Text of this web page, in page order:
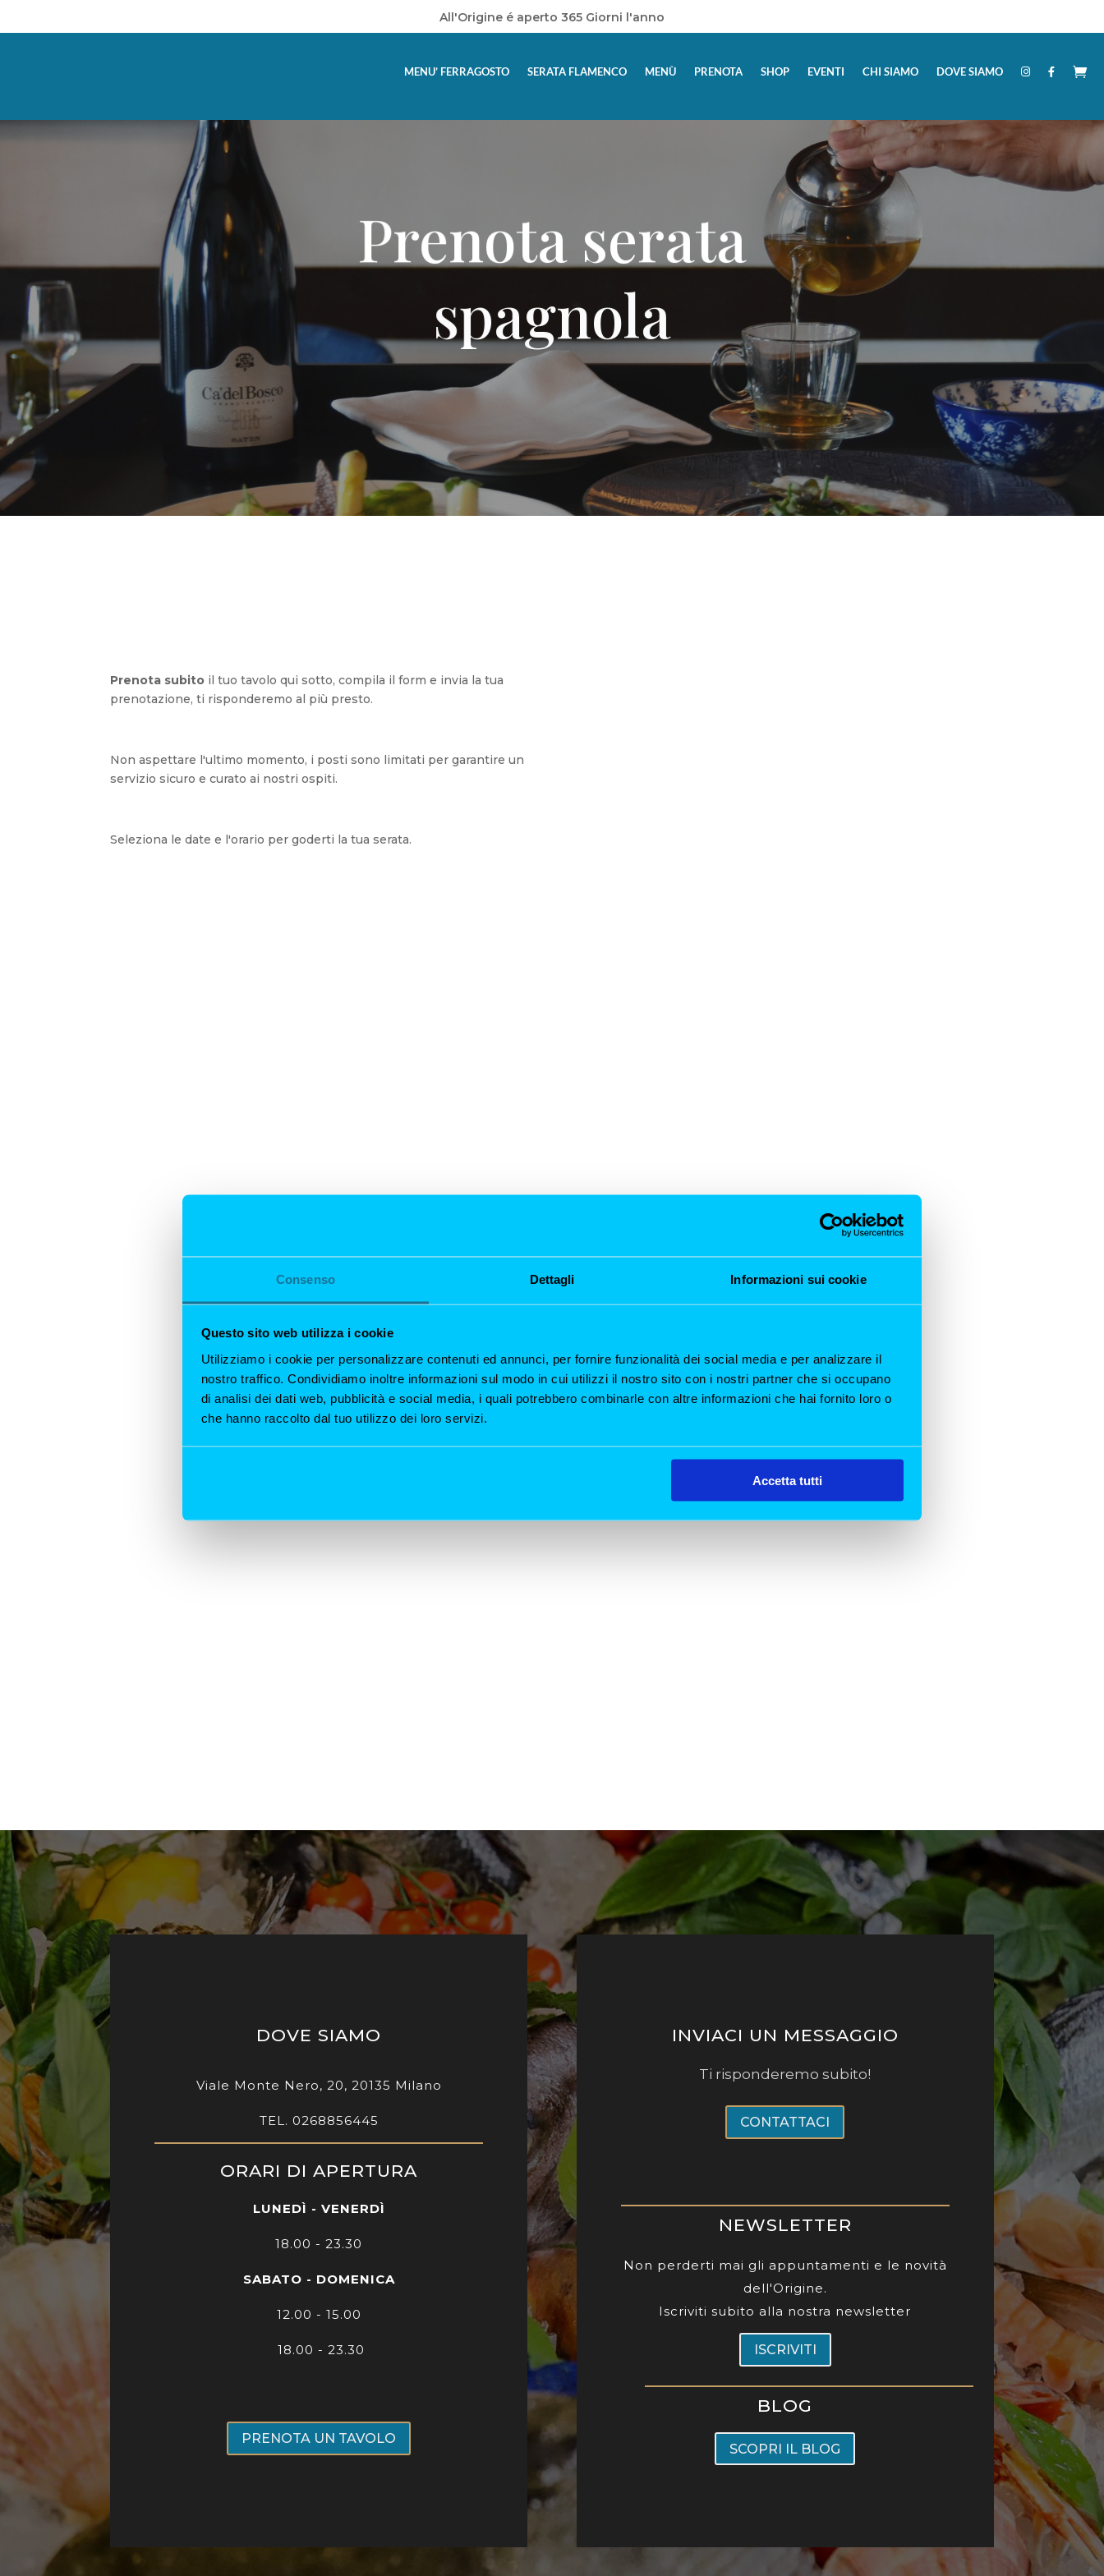
Consenso Dettagli Informazioni sui cookie
Questo sito web utilizza i cookie
Utilizziamo i cookie per personalizzare contenuti ed annunci, per fornire funzionalità dei social media e per analizzare il
nostro traffico. Condividiamo inoltre informazioni sul modo in cui utilizzi il nostro sito con i nostri partner che si occupano
di analisi dei dati web, pubblicità e social media, i quali potrebbero combinarle con altre informazioni che hai fornito loro o
che hanno raccolto dal tuo utilizzo dei loro servizi.
Accetta tutti
All'Origine é aperto 365 Giorni l'anno
MENU’ FERRAGOSTO SERATA FLAMENCO MENÙ PRENOTA SHOP EVENTI CHI SIAMO DOVE SIAMO
Prenota serata
spagnola
Prenota subito il tuo tavolo qui sotto, compila il form e invia la tua
prenotazione, ti risponderemo al più presto.
Non aspettare l'ultimo momento, i posti sono limitati per garantire un
servizio sicuro e curato ai nostri ospiti.
Seleziona le date e l'orario per goderti la tua serata.
DOVE SIAMO
Viale Monte Nero, 20, 20135 Milano
TEL. 0268856445
ORARI DI APERTURA
LUNEDÌ - VENERDÌ
18.00 - 23.30
SABATO - DOMENICA
12.00 - 15.00
18.00 - 23.30
PRENOTA UN TAVOLO
INVIACI UN MESSAGGIO
Ti risponderemo subito!
CONTATTACI
NEWSLETTER
Non perderti mai gli appuntamenti e le novità
dell'Origine.
Iscriviti subito alla nostra newsletter
ISCRIVITI
BLOG
SCOPRI IL BLOG